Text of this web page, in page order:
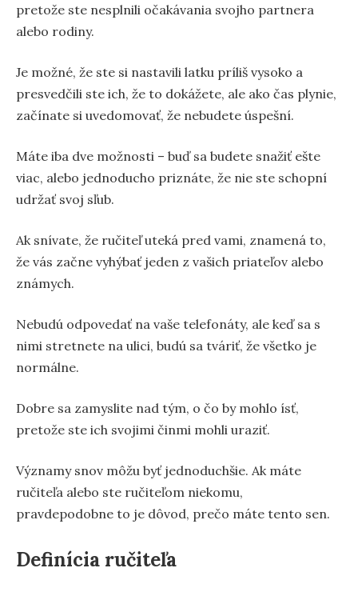
pretože ste nesplnili očakávania svojho partnera
alebo rodiny.
Je možné, že ste si nastavili latku príliš vysoko a
presvedčili ste ich, že to dokážete, ale ako čas plynie,
začínate si uvedomovať, že nebudete úspešní.
Máte iba dve možnosti – buď sa budete snažiť ešte
viac, alebo jednoducho priznáte, že nie ste schopní
udržať svoj sľub.
Ak snívate, že ručiteľ uteká pred vami, znamená to,
že vás začne vyhýbať jeden z vašich priateľov alebo
známych.
Nebudú odpovedať na vaše telefonáty, ale keď sa s
nimi stretnete na ulici, budú sa tváriť, že všetko je
normálne.
Dobre sa zamyslite nad tým, o čo by mohlo ísť,
pretože ste ich svojimi činmi mohli uraziť.
Významy snov môžu byť jednoduchšie. Ak máte
ručiteľa alebo ste ručiteľom niekomu,
pravdepodobne to je dôvod, prečo máte tento sen.
Definícia ručiteľa